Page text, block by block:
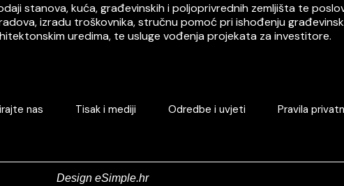
stanova, kuća, građevinskih i poljoprivrednih zemljišta te
izradu troškovnika, stručnu pomoć pri ishođenju
uredima, te usluge vođenja projekata za investitore.
nas Tisak i mediji Odredbe i uvjeti Pravila
Design eSimple.hr